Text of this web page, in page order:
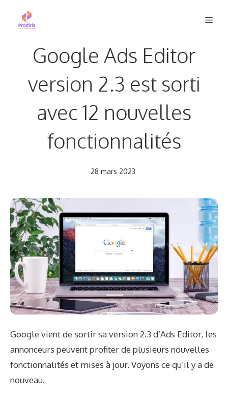
Google Ads Editor
version 2.3 est sorti
avec 12 nouvelles
fonctionnalités
28 mars 2023
Google vient de sortir sa version 2.3 d’Ads Editor, les
annonceurs peuvent profiter de plusieurs nouvelles
fonctionnalités et mises à jour. Voyons ce qu’il y a de
nouveau.